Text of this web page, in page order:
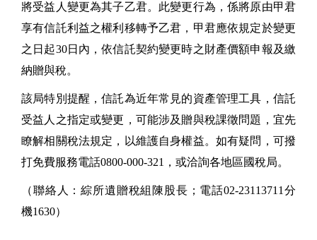
將受益人變更為其子乙君。此變更行為，係將原由甲君
享有信託利益之權利移轉予乙君，甲君應依規定於變更
之日起30日內，依信託契約變更時之財產價額申報及繳
納贈與稅。
該局特別提醒，信託為近年常見的資產管理工具，信託
受益人之指定或變更，可能涉及贈與稅課徵問題，宜先
瞭解相關稅法規定，以維護自身權益。如有疑問，可撥
打免費服務電話0800-000-321，或洽詢各地區國稅局。
（聯絡人：綜所遺贈稅組陳股長；電話02-23113711分
機1630）